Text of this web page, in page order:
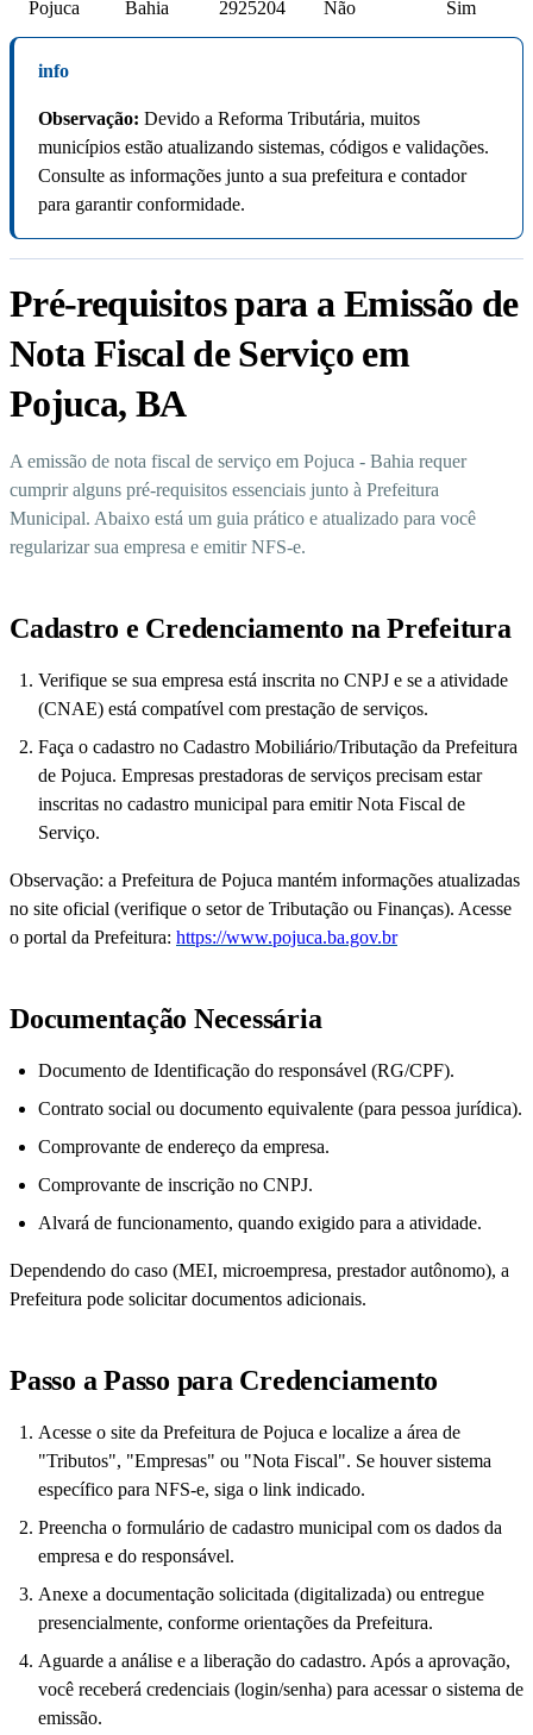
Pojuca Bahia 2925204 Não Sim
info
Observação: Devido a Reforma Tributária, muitos
municípios estão atualizando sistemas, códigos e validações.
Consulte as informações junto a sua prefeitura e contador
para garantir conformidade.
Pré-requisitos para a Emissão de
Nota Fiscal de Serviço em
Pojuca, BA
A emissão de nota fiscal de serviço em Pojuca - Bahia requer
cumprir alguns pré-requisitos essenciais junto à Prefeitura
Municipal. Abaixo está um guia prático e atualizado para você
regularizar sua empresa e emitir NFS-e.
Cadastro e Credenciamento na Prefeitura
Verifique se sua empresa está inscrita no CNPJ e se a atividade
(CNAE) está compatível com prestação de serviços.
Faça o cadastro no Cadastro Mobiliário/Tributação da Prefeitura
de Pojuca. Empresas prestadoras de serviços precisam estar
inscritas no cadastro municipal para emitir Nota Fiscal de
Serviço.
Observação: a Prefeitura de Pojuca mantém informações atualizadas
no site oficial (verifique o setor de Tributação ou Finanças). Acesse
o portal da Prefeitura: https://www.pojuca.ba.gov.br
Documentação Necessária
Documento de Identificação do responsável (RG/CPF).
Contrato social ou documento equivalente (para pessoa jurídica).
Comprovante de endereço da empresa.
Comprovante de inscrição no CNPJ.
Alvará de funcionamento, quando exigido para a atividade.
Dependendo do caso (MEI, microempresa, prestador autônomo), a
Prefeitura pode solicitar documentos adicionais.
Passo a Passo para Credenciamento
Acesse o site da Prefeitura de Pojuca e localize a área de
"Tributos", "Empresas" ou "Nota Fiscal". Se houver sistema
específico para NFS-e, siga o link indicado.
Preencha o formulário de cadastro municipal com os dados da
empresa e do responsável.
Anexe a documentação solicitada (digitalizada) ou entregue
presencialmente, conforme orientações da Prefeitura.
Aguarde a análise e a liberação do cadastro. Após a aprovação,
você receberá credenciais (login/senha) para acessar o sistema de
emissão.